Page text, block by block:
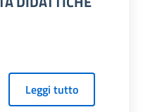
Leggi tuttoabout